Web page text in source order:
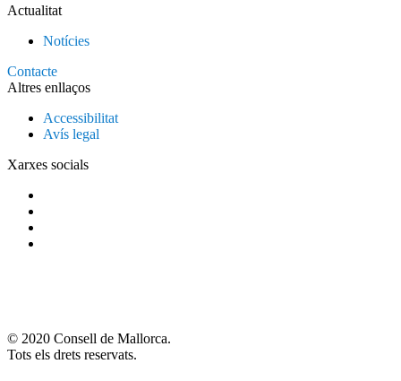
Actualitat
Notícies
Contacte
Altres enllaços
Accessibilitat
Avís legal
Xarxes socials
© 2020 Consell de Mallorca.
Tots els drets reservats.